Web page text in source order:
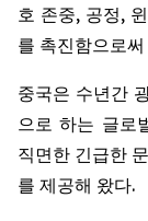
호 존중, 공정,
를 촉진함으로
중국은 수년간
으로 하는 글로
직면한 긴급한
를 제공해 왔다.